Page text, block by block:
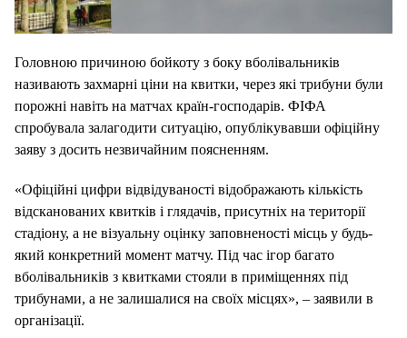
Головною причиною бойкоту з боку вболівальників
називають захмарні ціни на квитки, через які трибуни були
порожні навіть на матчах країн-господарів. ФІФА
спробувала залагодити ситуацію, опублікувавши офіційну
заяву з досить незвичайним поясненням.
«Офіційні цифри відвідуваності відображають кількість
відсканованих квитків і глядачів, присутніх на території
стадіону, а не візуальну оцінку заповненості місць у будь-
який конкретний момент матчу. Під час ігор багато
вболівальників з квитками стояли в приміщеннях під
трибунами, а не залишалися на своїх місцях», – заявили в
організації.